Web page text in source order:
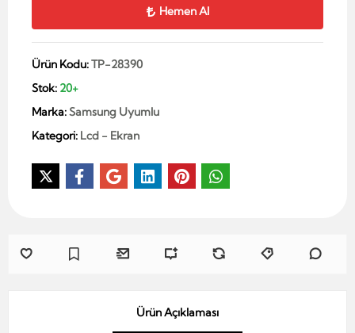
Hemen Al
Ürün Kodu:TP-28390
Stok: 20+
Marka:Samsung Uyumlu
Kategori: Lcd - Ekran
Ürün Açıklaması